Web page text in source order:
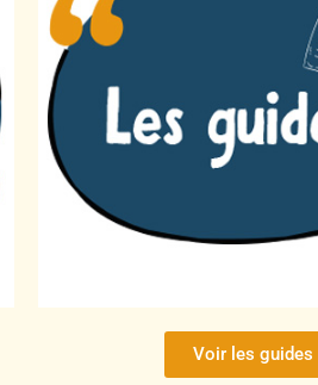
Voir les guides